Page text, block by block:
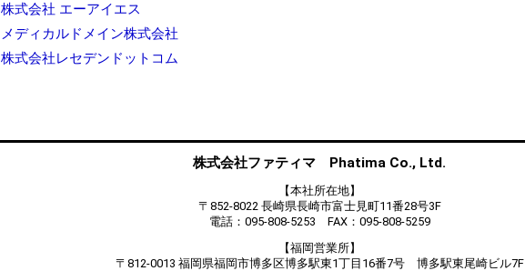
株式会社 エーアイエス
メディカルドメイン株式会社
株式会社レセデンドットコム
株式会社ファティマ Phatima Co., Ltd.
【本社所在地】
〒852-8022 長崎県長崎市富士見町11番28号3F
電話：095-808-5253 FAX：095-808-5259
【福岡営業所】
〒812-0013 福岡県福岡市博多区博多駅東1丁目16番7号 博多駅東尾崎ビル7F